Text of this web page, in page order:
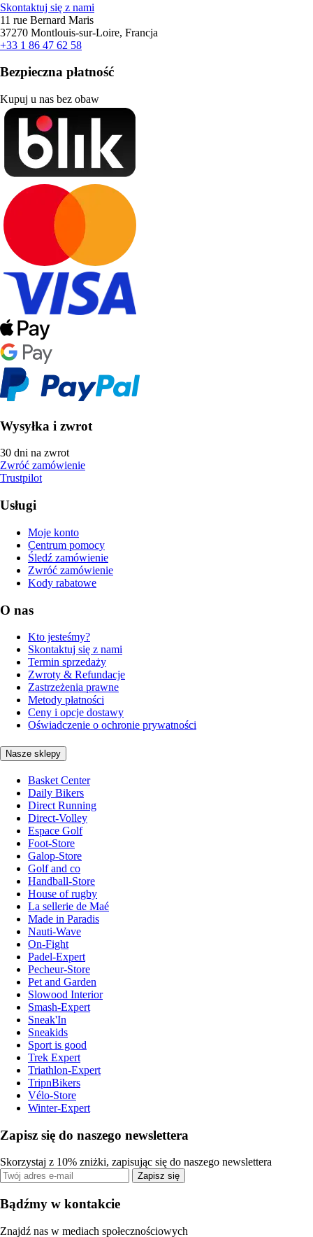
Skontaktuj się z nami
11 rue Bernard Maris
37270 Montlouis-sur-Loire, Francja
+33 1 86 47 62 58
Bezpieczna płatność
Kupuj u nas bez obaw
Wysyłka i zwrot
30 dni na zwrot
Zwróć zamówienie
Trustpilot
Usługi
Moje konto
Centrum pomocy
Śledź zamówienie
Zwróć zamówienie
Kody rabatowe
O nas
Kto jesteśmy?
Skontaktuj się z nami
Termin sprzedaży
Zwroty & Refundacje
Zastrzeżenia prawne
Metody płatności
Ceny i opcje dostawy
Oświadczenie o ochronie prywatności
Nasze sklepy
Basket Center
Daily Bikers
Direct Running
Direct-Volley
Espace Golf
Foot-Store
Galop-Store
Golf and co
Handball-Store
House of rugby
La sellerie de Maé
Made in Paradis
Nauti-Wave
On-Fight
Padel-Expert
Pecheur-Store
Pet and Garden
Slowood Interior
Smash-Expert
Sneak'In
Sneakids
Sport is good
Trek Expert
Triathlon-Expert
TripnBikers
Vélo-Store
Winter-Expert
Zapisz się do naszego newslettera
Skorzystaj z 10% zniżki, zapisując się do naszego newslettera
Zapisz się
Bądźmy w kontakcie
Znajdź nas w mediach społecznościowych